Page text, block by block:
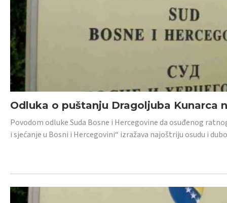
Odluka o puštanju Dragoljuba Kunarca
Povodom odluke Suda Bosne i Hercegovine da osuđenog
i sjećanje u Bosni i Hercegovini“ izražava najoštriju osudu i